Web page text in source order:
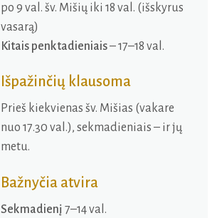
po 9 val. šv. Mišių iki 18 val. (išskyrus
vasarą)
Kitais penktadieniais– 17–18 val.
Išpažinčių klausoma
Prieš kiekvienas šv. Mišias (vakare
nuo 17.30 val.), sekmadieniais – ir jų
metu.
Bažnyčia atvira
Sekmadienį 7–14 val.